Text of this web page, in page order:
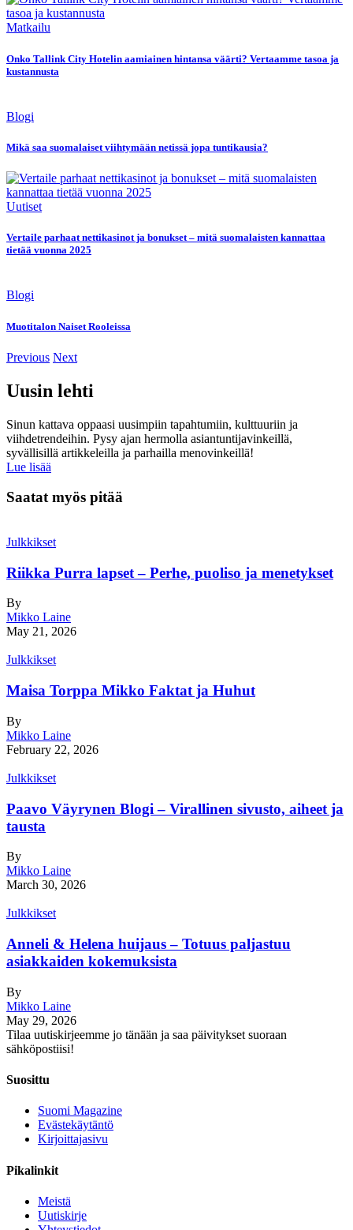
Matkailu
Onko Tallink City Hotelin aamiainen hintansa väärti? Vertaamme tasoa ja
kustannusta
Blogi
Mikä saa suomalaiset viihtymään netissä jopa tuntikausia?
Uutiset
Vertaile parhaat nettikasinot ja bonukset – mitä suomalaisten kannattaa
tietää vuonna 2025
Blogi
Muotitalon Naiset Rooleissa
Previous Next
Uusin lehti
Sinun kattava oppaasi uusimpiin tapahtumiin, kulttuuriin ja
viihdetrendeihin. Pysy ajan hermolla asiantuntijavinkeillä,
syvällisillä artikkeleilla ja parhailla menovinkeillä!
Lue lisää
Saatat myös pitää
Julkkikset
Riikka Purra lapset – Perhe, puoliso ja menetykset
By
Mikko Laine
May 21, 2026
Julkkikset
Maisa Torppa Mikko Faktat ja Huhut
By
Mikko Laine
February 22, 2026
Julkkikset
Paavo Väyrynen Blogi – Virallinen sivusto, aiheet ja
tausta
By
Mikko Laine
March 30, 2026
Julkkikset
Anneli & Helena huijaus – Totuus paljastuu
asiakkaiden kokemuksista
By
Mikko Laine
May 29, 2026
Tilaa uutiskirjeemme jo tänään ja saa päivitykset suoraan
sähköpostiisi!
Suosittu
Suomi Magazine
Evästekäytäntö
Kirjoittajasivu
Pikalinkit
Meistä
Uutiskirje